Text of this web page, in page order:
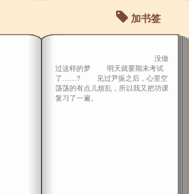
加书签
没做
过这样的梦 明天就要期末考试
了……? 见过尹振之后，心里空
荡荡的有点儿烦乱，所以我又把功课
复习了一遍。